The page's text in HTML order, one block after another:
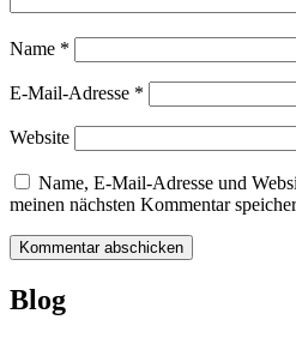
Name *
E-Mail-Adresse *
Website
Name, E-Mail-Adresse und
meinen nächsten Kommentar
Blog